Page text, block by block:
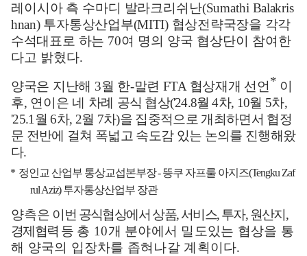
레이시아 측 수마디 발라크리쉬난(Sumathi Balakris
hnan) 투자통상산업부(MITI) 협상전략국장을 각각
수석대표로 하는 70여 명의 양국 협상단이 참여한
다고 밝혔다.
양국은 지난해 3월 한-말련 FTA 협상재개 선언* 이
후, 연이은 네 차례 공식 협상('24.8월4차, 10월 5차,
'25.1월6차, 2월 7차)을 집중적으로 개최하면서 협정
문 전반에 걸쳐 폭넓고 속도감 있는 논의를 진행해왔
다.
* 정인교 산업부 통상교섭본부장-뜽쿠 자프룰 아지즈(Tengku Zaf
rul Aziz)투자통상산업부 장관
양측은 이번 공식협상에서 상품,서비스,투자,원산지 ,
경제협력 등 총 10개 분야에서 밀도있는 협상을 통
해 양국의 입장차를 좁혀나갈 계획이다.